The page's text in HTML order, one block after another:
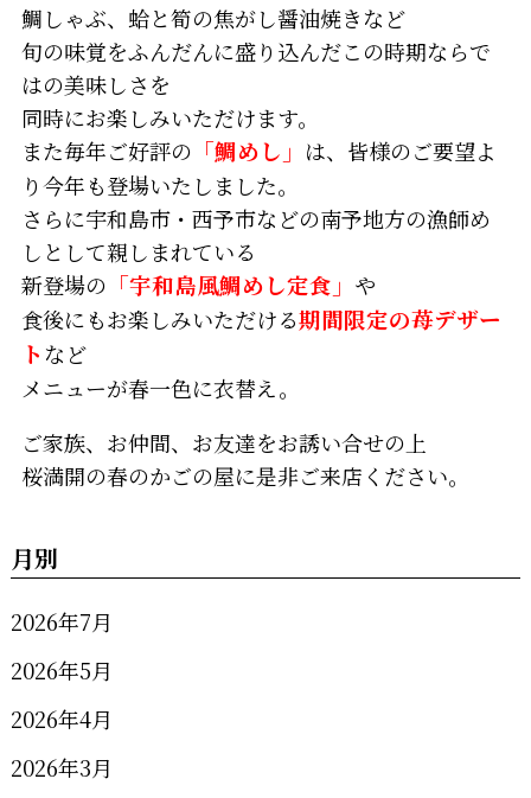
鯛しゃぶ、蛤と筍の焦がし醤油焼きなど
旬の味覚をふんだんに盛り込んだこの時期ならで
はの美味しさを
同時にお楽しみいただけます。
また毎年ご好評の 「鯛めし」 は、皆様のご要望よ
り今年も登場いたしました。
さらに宇和島市・西予市などの南予地方の漁師め
しとして親しまれている
新登場の 「宇和島風鯛めし定食」 や
食後にもお楽しみいただける期間限定の苺デザー
ト など
メニューが春一色に衣替え。
ご家族、お仲間、お友達をお誘い合せの上
桜満開の春のかごの屋に是非ご来店ください。
月別
2026年7月
2026年5月
2026年4月
2026年3月